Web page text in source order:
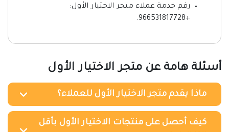
رقم خدمة عملاء متجر الاختيار الأول:
+966531817728.
أسئلة هامة عن متجر الاختيار الأول
ماذا يقدم متجر الاختيار الأول للعملاء؟
كيف أحصل على منتجات الاختيار الأول بأقل